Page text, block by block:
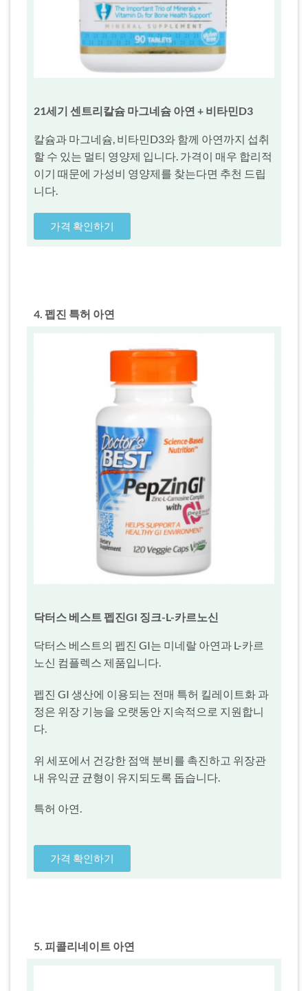
21세기 센트리칼슘 마그네슘 아연 + 비타민D3
칼슘과 마그네슘, 비타민D3와 함께 아연까지 섭취
할 수 있는 멀티 영양제 입니다. 가격이 매우 합리적
이기 때문에 가성비 영양제를 찾는다면 추천 드립
니다.
가격 확인하기
4. 펩진 특허 아연
닥터스 베스트 펩진GI 징크-L-카르노신
닥터스 베스트의 펩진 GI는 미네랄 아연과 L-카르
노신 컴플렉스 제품입니다.
펩진 GI 생산에 이용되는 전매 특허 킬레이트화 과
정은 위장 기능을 오랫동안 지속적으로 지원합니
다.
위 세포에서 건강한 점액 분비를 촉진하고 위장관
내 유익균 균형이 유지되도록 돕습니다.
특허 아연.
가격 확인하기
5. 피콜리네이트 아연